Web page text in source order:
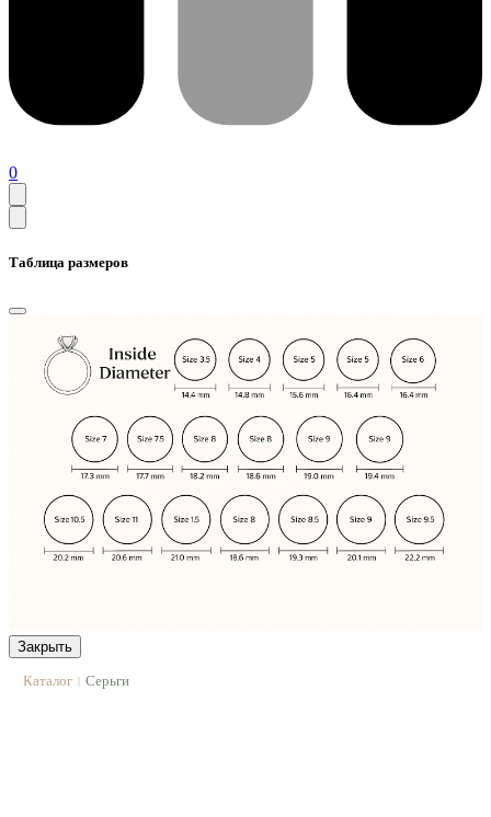
0
Таблица размеров
Закрыть
Каталог | Серьги